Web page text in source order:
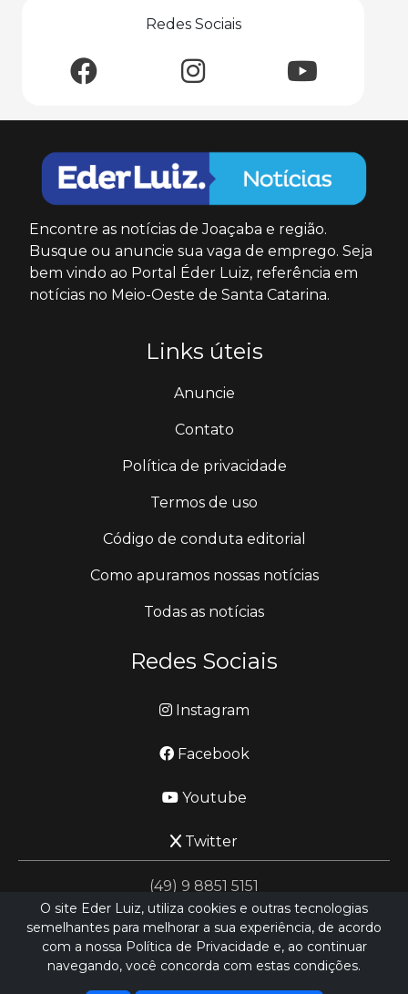
Redes Sociais
Encontre as notícias de Joaçaba e região.
Busque ou anuncie sua vaga de emprego. Seja
bem vindo ao Portal Éder Luiz, referência em
notícias no Meio-Oeste de Santa Catarina.
Links úteis
Anuncie
Contato
Política de privacidade
Termos de uso
Código de conduta editorial
Como apuramos nossas notícias
Todas as notícias
Redes Sociais
Instagram
Facebook
Youtube
Twitter
(49) 9 8851 5151
jornalismo@ederluiz.com.vc
Desenvolvido porLN SISTEMAS
O site Eder Luiz, utiliza cookies e outras tecnologias
semelhantes para melhorar a sua experiência, de acordo
com a nossa Política de Privacidade e, ao continuar
navegando, você concorda com estas condições.